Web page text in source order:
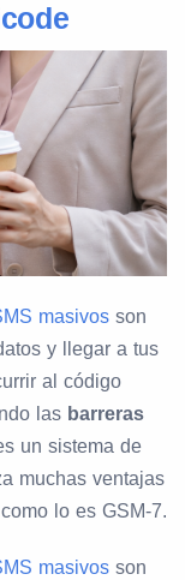
masivos son
y llegar a tus
al código
las barreras
un sistema de
muchas ventajas
lo es GSM-7.
masivos son